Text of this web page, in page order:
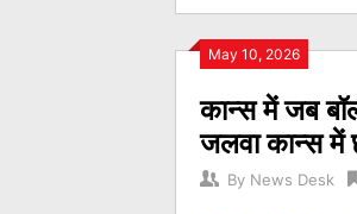
May 10, 2026
कान्स में जब
जलवा कान्स में
By News Desk